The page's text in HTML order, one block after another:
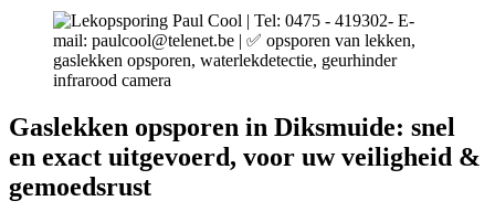
Gaslekken opsporen in Diksmuide: snel
en exact uitgevoerd, voor uw veiligheid &
gemoedsrust